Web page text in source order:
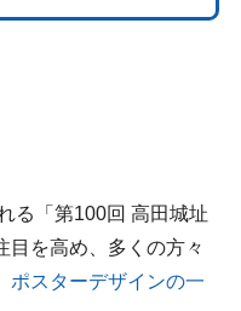
る「第100回 高田城址
目を高め、多くの方々
ポスターデザインの一